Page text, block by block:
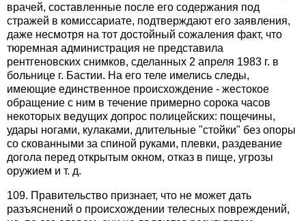
врачей, составленные после его содержания под
стражей в комиссариате, подтверждают его заявления,
даже несмотря на тот достойный сожаления факт, что
тюремная администрация не представила
рентгеновских снимков, сделанных 2 апреля 1983 г. в
больнице г. Бастии. На его теле имелись следы,
имеющие единственное происхождение - жестокое
обращение с ним в течение примерно сорока часов
некоторых ведущих допрос полицейских: пощечины,
удары ногами, кулаками, длительные "стойки" без опоры
со скованными за спиной руками, плевки, раздевание
догола перед открытым окном, отказ в пище, угрозы
оружием и т. д.
109. Правительство признает, что не может дать
разъяснений о происхождении телесных повреждений,